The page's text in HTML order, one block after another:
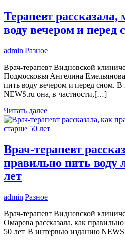
Терапевт
воду вечером и перед
admin Разное
Врач-терапевт Видновской
Подмосковья Ангелина
пить воду вечером и перед сном.
NEWS.ru она, в частности,[…]
Читать далее
Врач-терапевт
правильно пить воду
лет
admin Разное
Врач-терапевт Видновской
Омарова рассказала, как
50 лет. В интервью изданию